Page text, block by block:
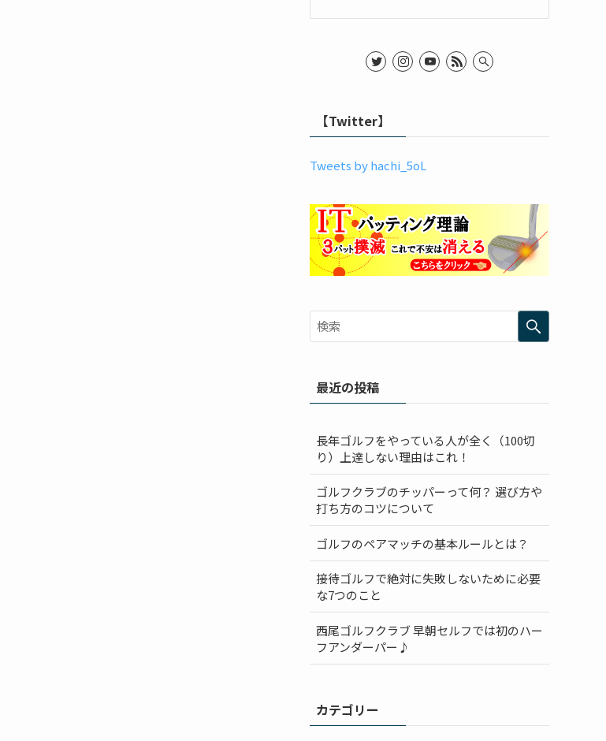
【Twitter】
Tweets by hachi_5oL
最近の投稿
長年ゴルフをやっている人が全く（100切
り）上達しない理由はこれ！
ゴルフクラブのチッパーって何？ 選び方や
打ち方のコツについて
ゴルフのペアマッチの基本ルールとは？
接待ゴルフで絶対に失敗しないために必要
な7つのこと
西尾ゴルフクラブ 早朝セルフでは初のハー
フアンダーパー♪
カテゴリー